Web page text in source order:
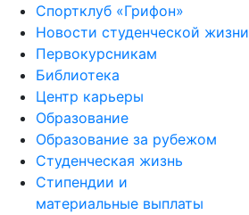
Спортклуб «Грифон»
Новости студенческой жизни
Первокурсникам
Библиотека
Центр карьеры
Образование
Образование за рубежом
Студенческая жизнь
Стипендии и
материальные выплаты